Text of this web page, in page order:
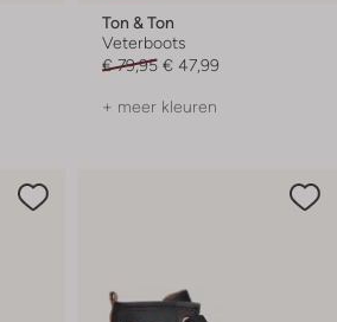
Ton & Ton
Veterboots
€ 79,95 € 47,99
+ meer kleuren